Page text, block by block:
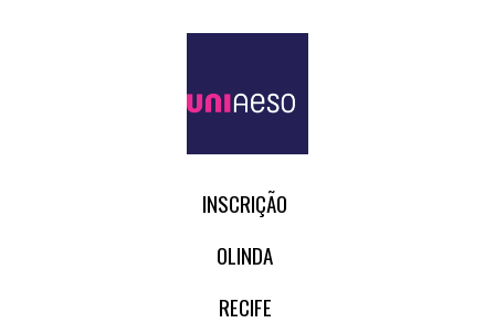
INSCRIÇÃO
OLINDA
RECIFE